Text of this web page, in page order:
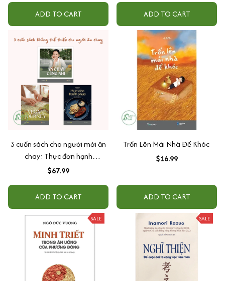
ADD TO CART ADD TO CART
3 cuốn sách cho người mới ăn
chay: Thực đơn hạnh
phúc/Vegan Journey/Ăn chay
$67.99
ADD TO CART
Trốn Lên Mái Nhà Để Khóc
$16.99
ADD TO CART
SALE SALE